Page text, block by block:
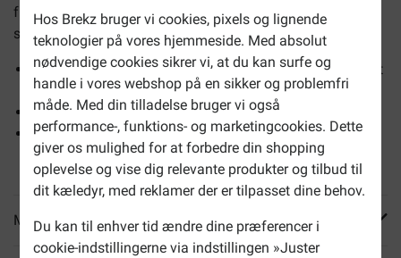
Hos Brekz bruger vi cookies, pixels og lignende
teknologier på vores hjemmeside. Med absolut
nødvendige cookies sikrer vi, at du kan surfe og
handle i vores webshop på en sikker og problemfri
måde. Med din tilladelse bruger vi også
performance-, funktions- og marketingcookies. Dette
giver os mulighed for at forbedre din shopping
oplevelse og vise dig relevante produkter og tilbud til
dit kæledyr, med reklamer der er tilpasset dine behov.
Du kan til enhver tid ændre dine præferencer i
cookie-indstillingerne via indstillingen »Juster
fuldfoder til katte af bedste kvalitet (paté), som er
speciallavet til katte med nyrelidelser.
Klinisk dokumenteret ernæring der giver øget livskvalitet
og forlænger dit forhold til din kat
Hjælper med at beskytte vital nyrefunktion
Højt indhold af essentielle aminosyrer og L-karnitin der
hjælper med at opbygge og bevare muskelmasse
Mere info